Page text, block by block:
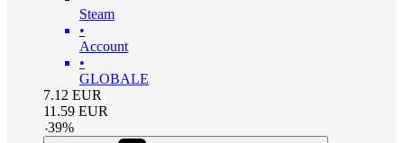
Steam
•
Account
•
GLOBALE
7.12 EUR
11.59 EUR
-39%